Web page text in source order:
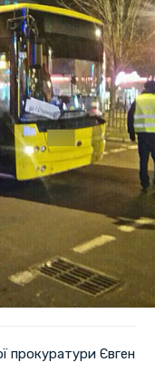
прокуратури Євген